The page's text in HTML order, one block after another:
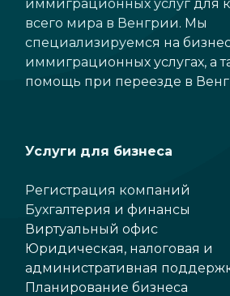
иммиграционных услуг для
всего мира в Венгрии. Мы
специализируемся на
иммиграционных услугах, а
помощь при переезде в
Услуги для бизнеса
Регистрация компаний
Бухгалтерия и финансы
Виртуальный офис
Юридическая, налоговая и
административная
Планирование бизнеса